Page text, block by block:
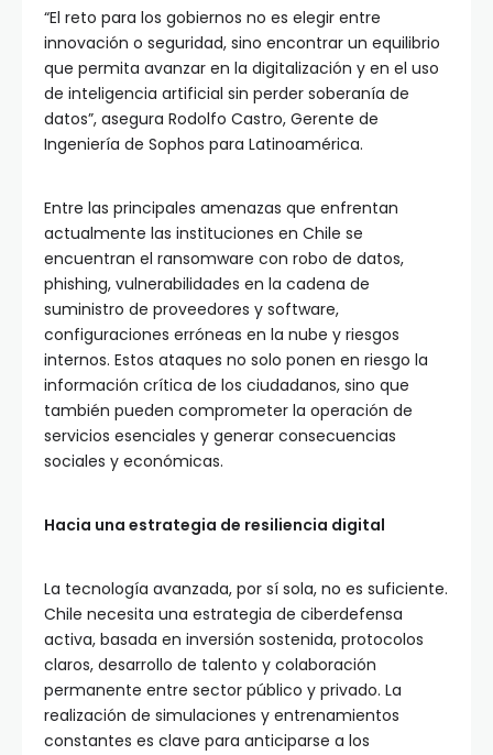
“El reto para los gobiernos no es elegir entre
innovación o seguridad, sino encontrar un equilibrio
que permita avanzar en la digitalización y en el uso
de inteligencia artificial sin perder soberanía de
datos”, asegura Rodolfo Castro, Gerente de
Ingeniería de Sophos para Latinoamérica.
Entre las principales amenazas que enfrentan
actualmente las instituciones en Chile se
encuentran el ransomware con robo de datos,
phishing, vulnerabilidades en la cadena de
suministro de proveedores y software,
configuraciones erróneas en la nube y riesgos
internos. Estos ataques no solo ponen en riesgo la
información crítica de los ciudadanos, sino que
también pueden comprometer la operación de
servicios esenciales y generar consecuencias
sociales y económicas.
Hacia una estrategia de resiliencia digital
La tecnología avanzada, por sí sola, no es suficiente.
Chile necesita una estrategia de ciberdefensa
activa, basada en inversión sostenida, protocolos
claros, desarrollo de talento y colaboración
permanente entre sector público y privado. La
realización de simulaciones y entrenamientos
constantes es clave para anticiparse a los